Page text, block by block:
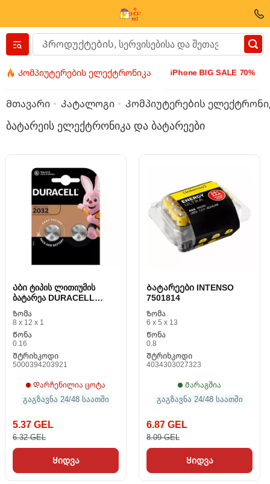
Კომპიუტერების ელექტრონიკა iPhone BIG SALE 70%
Вернуться назад
აქსესუარები
ბიჯუტერია
მაჯის საათი
Მთავარი Კატალოგი Კომპიუტერების
ბატარეის ელექტრონიკა და ბატარეები
Აბი ტიპის ლითიუმის
ბატარეა DURACELL
DRB20322 (2 uds)
Ზომა
8 x 12 x 1
Წონა
0.16
Შტრიხკოდი
5000394203921
Დარჩენილია ცოტა
გაგზავნა 24/48 საათში
5.37 GEL
6.32 GEL
Ყიდვა
Ბატარეები INTENSO
7501814
Ზომა
6 x 5 x 13
Წონა
0.8
Შტრიხკოდი
4034303027323
Მარაგშია
გაგზავნა 24/48 საათში
6.87 GEL
8.09 GEL
Ყიდვა